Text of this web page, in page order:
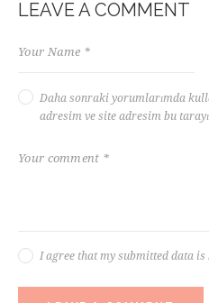
LEAVE A COMMENT
Daha sonraki yorumlarımda
adresim ve site adresim bu
I agree that my submitted data is